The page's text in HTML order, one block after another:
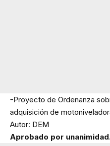
-Proyecto de Ordenanza
adquisición de
Autor: DEM
Aprobado por